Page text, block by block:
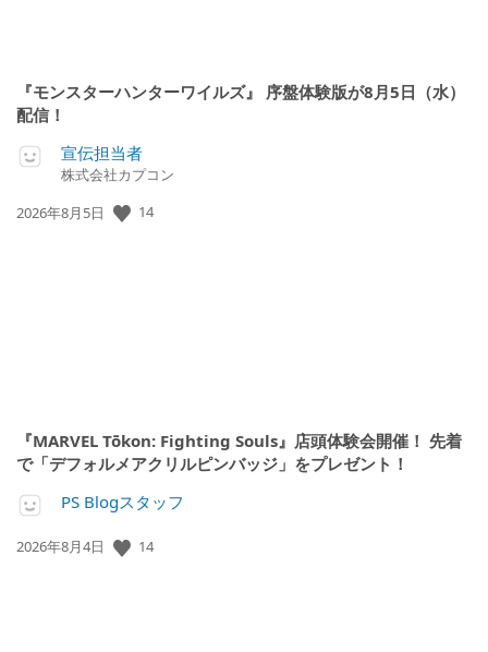
『モンスターハンターワイルズ』 序盤体験版が8月5日（水）
配信！
宣伝担当者
株式会社カプコン
公
2026年8月5日 14
『MARVEL Tōkon: Fighting Souls』店頭体験会開催！ 先着
で「デフォルメアクリルピンバッジ」をプレゼント！
PS Blogスタッフ
公
2026年8月4日 14